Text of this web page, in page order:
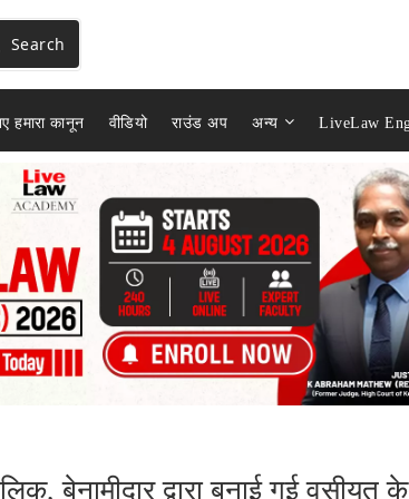
Search
हमारा कानून वीडियो राउंड अप अन्य LiveLaw
बेनामीदार द्वारा बनाई गई वसीयत के